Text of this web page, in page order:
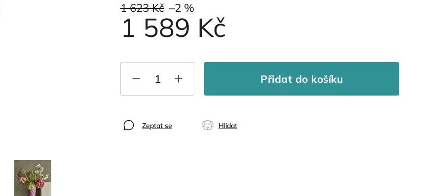
1 623 Kč –2 %
1 589 Kč
Přidat do košíku
Zeptat se Hlídat